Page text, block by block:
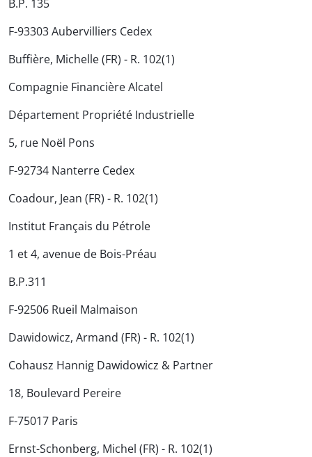
B.P. 135
F-93303 Aubervilliers Cedex
Buffière, Michelle (FR) - R. 102(1)
Compagnie Financière Alcatel
Département Propriété Industrielle
5, rue Noël Pons
F-92734 Nanterre Cedex
Coadour, Jean (FR) - R. 102(1)
Institut Français du Pétrole
1 et 4, avenue de Bois-Préau
B.P.311
F-92506 Rueil Malmaison
Dawidowicz, Armand (FR) - R. 102(1)
Cohausz Hannig Dawidowicz & Partner
18, Boulevard Pereire
F-75017 Paris
Ernst-Schonberg, Michel (FR) - R. 102(1)